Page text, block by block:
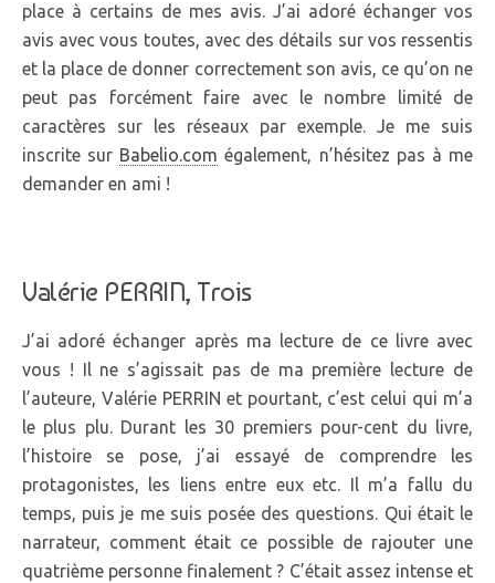
place à certains de mes avis. J’ai adoré échanger vos
avis avec vous toutes, avec des détails sur vos ressentis
et la place de donner correctement son avis, ce qu’on ne
peut pas forcément faire avec le nombre limité de
caractères sur les réseaux par exemple. Je me suis
inscrite sur Babelio.com également, n’hésitez pas à me
demander en ami !
Valérie PERRIN, Trois
J’ai adoré échanger après ma lecture de ce livre avec
vous ! Il ne s’agissait pas de ma première lecture de
l’auteure, Valérie PERRIN et pourtant, c’est celui qui m’a
le plus plu. Durant les 30 premiers pour-cent du livre,
l’histoire se pose, j’ai essayé de comprendre les
protagonistes, les liens entre eux etc. Il m’a fallu du
temps, puis je me suis posée des questions. Qui était le
narrateur, comment était ce possible de rajouter une
quatrième personne finalement ? C’était assez intense et